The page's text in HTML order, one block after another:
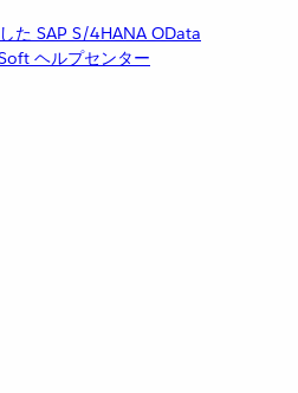
た SAP S/4HANA OData
ヘルプセンター